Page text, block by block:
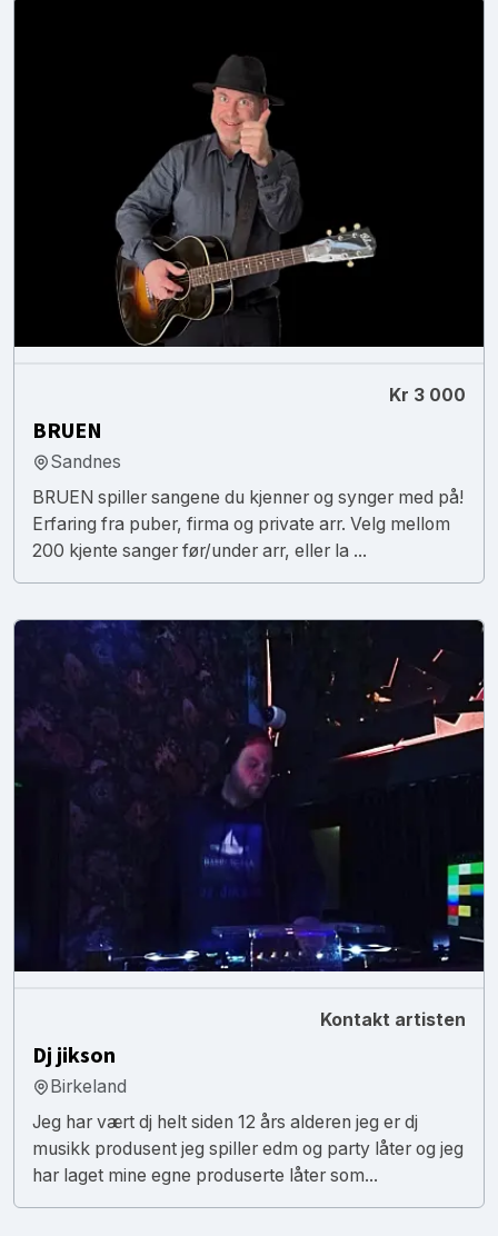
Kr 3 000
BRUEN
Sandnes
BRUEN spiller sangene du kjenner og synger med på!
Erfaring fra puber, firma og private arr. Velg mellom
200 kjente sanger før/under arr, eller la ...
Kontakt artisten
Dj jikson
Birkeland
Jeg har vært dj helt siden 12 års alderen jeg er dj
musikk produsent jeg spiller edm og party låter og jeg
har laget mine egne produserte låter som...